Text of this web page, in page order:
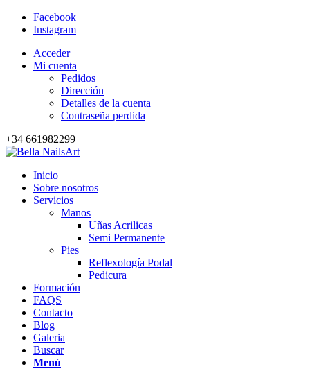
Facebook
Instagram
Acceder
Mi cuenta
Pedidos
Dirección
Detalles de la cuenta
Contraseña perdida
+34 661982299
Inicio
Sobre nosotros
Servicios
Manos
Uñas Acrilicas
Semi Permanente
Pies
Reflexología Podal
Pedicura
Formación
FAQS
Contacto
Blog
Galeria
Buscar
Menú